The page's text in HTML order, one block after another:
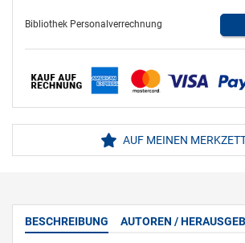
Bibliothek Personalverrechnung
AUF MEINEN
BESCHREIBUNG AUTOREN /